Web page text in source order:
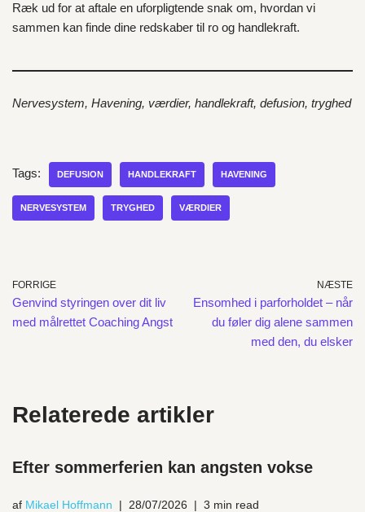
Ræk ud for at aftale en uforpligtende snak om, hvordan vi
sammen kan finde dine redskaber til ro og handlekraft.
Nervesystem, Havening, værdier, handlekraft, defusion, tryghed
Tags: DEFUSION HANDLEKRAFT HAVENING
NERVESYSTEM TRYGHED VÆRDIER
FORRIGE
Genvind styringen over dit liv
med målrettet Coaching Angst
NÆSTE
Ensomhed i parforholdet – når
du føler dig alene sammen
med den, du elsker
Relaterede artikler
Efter sommerferien kan angsten vokse
af Mikael Hoffmann 28/07/2026 3 min read